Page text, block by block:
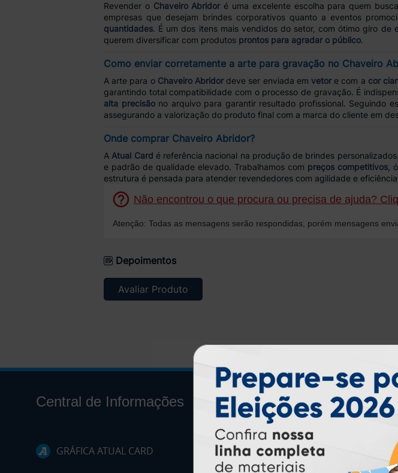
Revender o Chaveiro Abridoré uma excelente escolha para quem
empresas que desejam brindes corporativos quanto a eventos
quantidades. É um dos itens mais vendidos do setor, com ótimo giro de
querem diversificar com produtos prontos para agradar o público.
Como enviar corretamente a arte para gravação no Chaveiro
A arte para o Chaveiro Abridordeve ser enviada em vetore com a cor
garantindo total compatibilidade com o processo de gravação. É
alta precisãono arquivo para garantir resultado profissional. Seguindo
assegurando a valorização do produto final com a marca do cliente em
Onde comprar Chaveiro Abridor?
A Atual Card é referência nacional na produção de brindes
e padrão de qualidade elevado. Trabalhamos com preços competitivos,
estrutura é pensada para atender revendedores com agilidade e
Não encontrou o que procura ou precisa de ajuda?
Atenção: Todas as mensagens serão respondidas, porém mensagens
Depoimentos
Avaliar Produto
Central de Informações
GRÁFICA ATUAL CARD INSTRUÇÕES